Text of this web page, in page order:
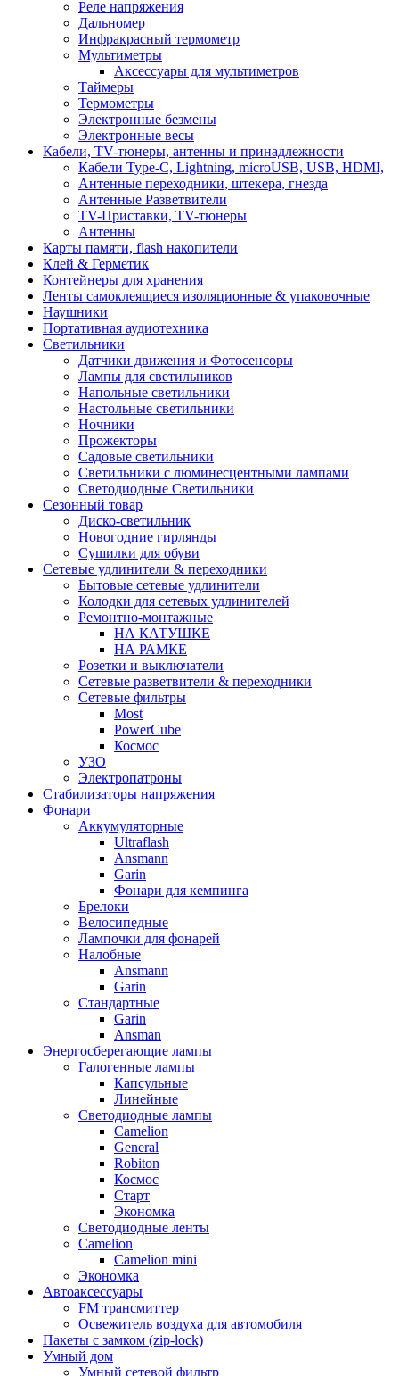
Реле напряжения
Дальномер
Инфракрасный термометр
Мультиметры
Аксессуары для мультиметров
Таймеры
Термометры
Электронные безмены
Электронные весы
Кабели, TV-тюнеры, антенны и принадлежности
Кабели Type-C, Lightning, microUSB, USB, HDMI,
Антенные переходники, штекера, гнезда
Антенные Разветвители
TV-Приставки, TV-тюнеры
Антенны
Карты памяти, flash накопители
Клей & Герметик
Контейнеры для хранения
Ленты самоклеящиеся изоляционные & упаковочные
Наушники
Портативная аудиотехника
Светильники
Датчики движения и Фотосенсоры
Лампы для светильников
Напольные светильники
Настольные светильники
Ночники
Прожекторы
Садовые светильники
Светильники с люминесцентными лампами
Светодиодные Светильники
Сезонный товар
Диско-светильник
Новогодние гирлянды
Сушилки для обуви
Сетевые удлинители & переходники
Бытовые сетевые удлинители
Колодки для сетевых удлинителей
Ремонтно-монтажные
НА КАТУШКЕ
НА РАМКЕ
Розетки и выключатели
Сетевые разветвители & переходники
Сетевые фильтры
Most
PowerCube
Космос
УЗО
Электропатроны
Стабилизаторы напряжения
Фонари
Аккумуляторные
Ultraflash
Ansmann
Garin
Фонари для кемпинга
Брелоки
Велосипедные
Лампочки для фонарей
Налобные
Ansmann
Garin
Стандартные
Garin
Ansman
Энергосберегающие лампы
Галогенные лампы
Капсульные
Линейные
Светодиодные лампы
Camelion
General
Robiton
Космос
Старт
Экономка
Светодиодные ленты
Camelion
Camelion mini
Экономка
Автоаксессуары
FM трансмиттер
Освежитель воздуха для автомобиля
Пакеты с замком (zip-lock)
Умный дом
Умный сетевой фильтр